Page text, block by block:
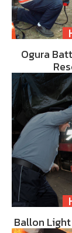
Ogura
Ballon Light